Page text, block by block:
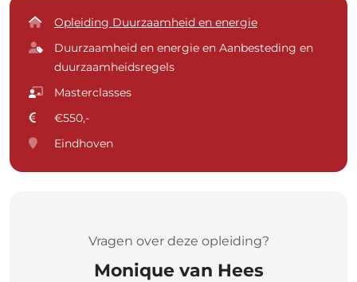
Opleiding Duurzaamheid en energie
Duurzaamheid en energie en Aanbesteding en
duurzaamheidsregels
Masterclasses
€550,-
Eindhoven
Vragen over deze opleiding?
Monique van Hees